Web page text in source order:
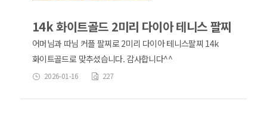
14k 화이트골드 2미리 다이아 테니스 팔찌
어머님과 따님 커플 팔찌로 2미리 다이아 테니스팔찌 14k
화이트골드로 맞추셨습니다. 감사합니다^^
2026-01-16 227